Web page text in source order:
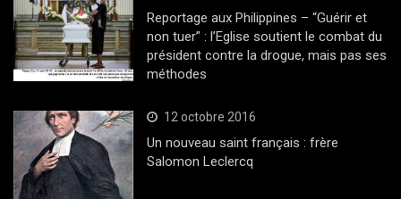
Reportage aux Philippines – “Guérir et
non tuer” : l’Eglise soutient le combat du
président contre la drogue, mais pas ses
méthodes
12 octobre 2016
Un nouveau saint français : frère
Salomon Leclercq